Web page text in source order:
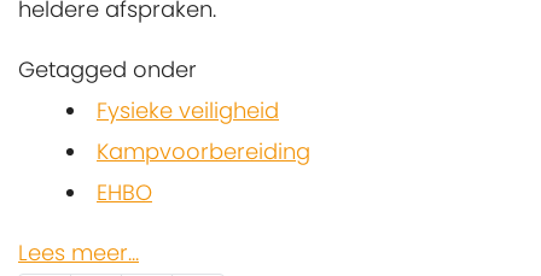
heldere afspraken.
Getagged onder
Fysieke veiligheid
Kampvoorbereiding
EHBO
Lees meer...